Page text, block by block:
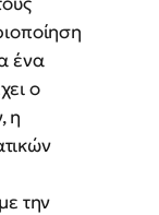
ένα
ο
η
την